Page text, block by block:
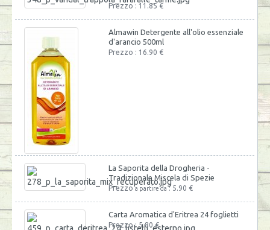
Prezzo : 11.85 €
Almawin Detergente all'olio essenziale
d'arancio 500ml
Prezzo : 16.90 €
La Saporita della Drogheria -
Tradizionale Miscela di Spezie
Prezzoa partire da: 5.90 €
Carta Aromatica d'Eritrea 24 foglietti
Prezzo : 5.80 €